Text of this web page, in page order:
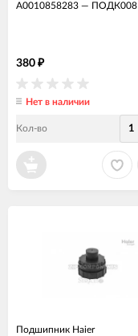
A0010858283 — ПОДК008
380 ₽
Нет в наличии
Кол-во
Подшипник Haier